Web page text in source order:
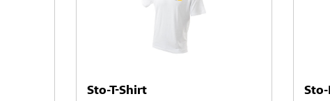
Sto-T-Shirt